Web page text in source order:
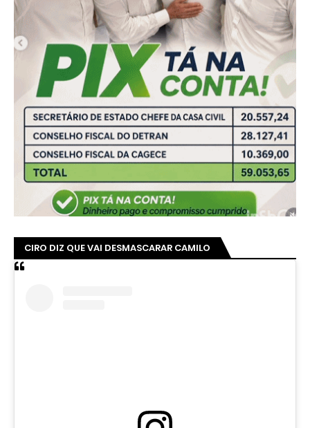
CIRO DIZ QUE VAI DESMASCARAR CAMILO